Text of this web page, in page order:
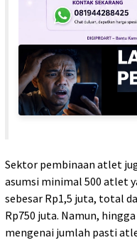
Sektor pembinaan atlet
asumsi minimal 500 atlet
sebesar Rp1,5 juta, total
Rp750 juta. Namun,
mengenai jumlah pasti